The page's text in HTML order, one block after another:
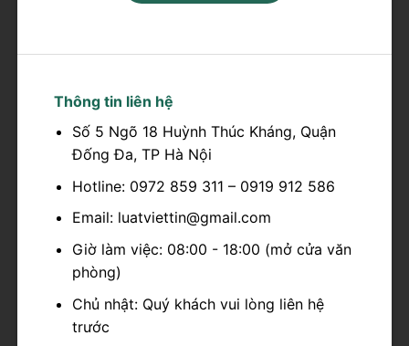
Thông tin liên hệ
Số 5 Ngõ 18 Huỳnh Thúc Kháng, Quận
Đống Đa, TP Hà Nội
Hotline: 0972 859 311 – 0919 912 586
Email: luatviettin@gmail.com
Giờ làm việc: 08:00 - 18:00 (mở cửa văn
phòng)
Chủ nhật: Quý khách vui lòng liên hệ
trước